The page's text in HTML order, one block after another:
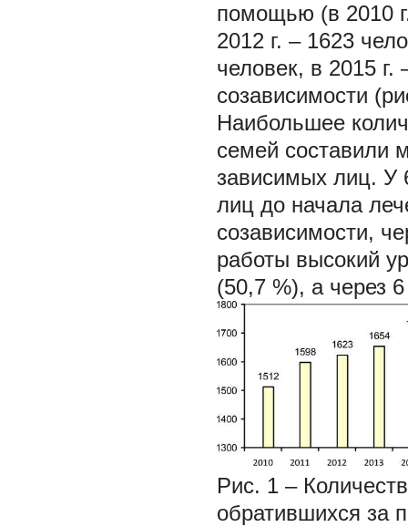
помощью (в 2010
2012 г. – 1623
человек, в 2015
созависимости
Наибольшее
семей составили
зависимых лиц. У
лиц до начала
созависимости,
работы высокий
(50,7 %), а через
Рис. 1 –
обратившихся за